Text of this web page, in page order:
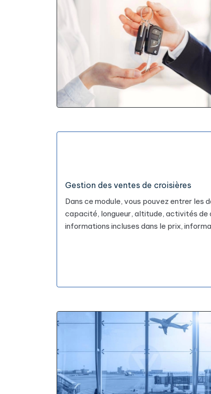
Gestion des ventes de croisières
Dans ce module, vous pouvez entrer les
capacité, longueur, altitude, activités de
informations incluses dans le prix,